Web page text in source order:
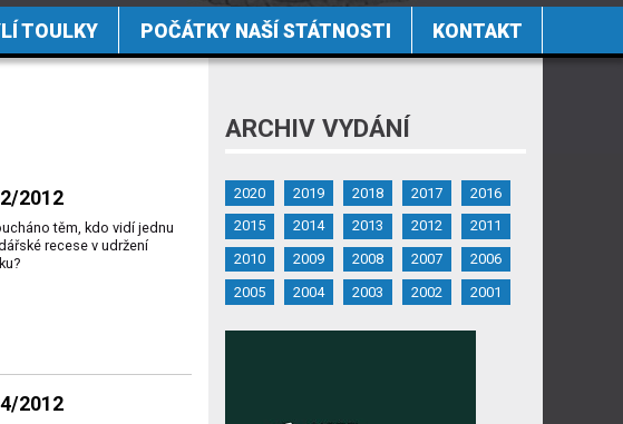
TOULKY POČÁTKY NAŠÍ STÁTNOSTI KONTAKT
2012
těm, kdo vidí jednu
recese v udržení
2012
ARCHIV VYDÁNÍ
2020 2019 2018 2017
2016
2015
2014 2013 2012
2011
2010
2009 2008 2007
2006
2005
2004 2003 2002 2001